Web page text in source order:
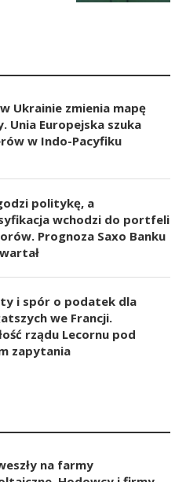
Ukrainie zmienia mapę
Unia Europejska szuka
w Indo-Pacyfiku
politykę, a
wchodzi do portfeli
Prognoza Saxo Banku
i spór o podatek dla
we Francji.
rządu Lecornu pod
zapytania
na farmy